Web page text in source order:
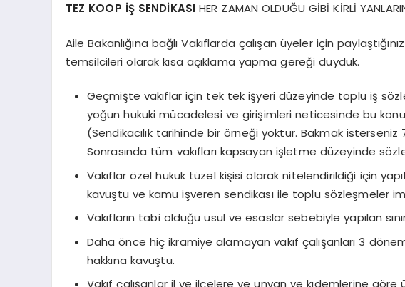
TEZ KOOP İŞ SENDİKASIHER ZAMAN OLDUĞU GİBİ KİRLİ
Aile Bakanlığına bağlı Vakıflarda çalışan üyeler için
temsilcileri olarak kısa açıklama yapma gereği duyduk.
Geçmişte vakıflar için tek tek işyeri düzeyinde toplu iş
yoğun hukuki mücadelesi ve girişimleri neticesinde bu
(Sendikacılık tarihinde bir örneği yoktur. Bakmak isterseniz
Sonrasında tüm vakıfları kapsayan işletme düzeyinde
Vakıflar özel hukuk tüzel kişisi olarak nitelendirildiği için
kavuştu ve kamu işveren sendikası ile toplu sözleşmeler
Vakıfların tabi olduğu usul ve esaslar sebebiyle yapılan
Daha önce hiç ikramiye alamayan vakıf çalışanları 3
hakkına kavuştu.
Vakıf çalışanlar il ve ilçelere ve unvan ve kıdemlerine